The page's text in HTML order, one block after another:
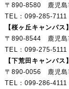
〒890-8580 鹿児島
TEL：099-285-7111
【桜ヶ丘キャンパス】
〒890-8544 鹿児島
TEL：099-275-5111
【下荒田キャンパス】
〒890-0056 鹿児島
TEL：099-286-4111